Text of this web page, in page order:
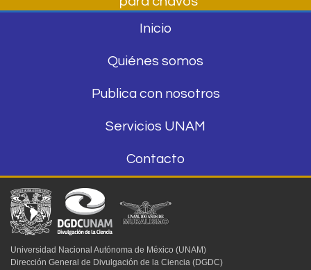
Inicio
Quiénes somos
Publica con nosotros
Servicios UNAM
Contacto
Universidad Nacional Autónoma de México (UNAM)
Dirección General de Divulgación de la Ciencia (DGDC)